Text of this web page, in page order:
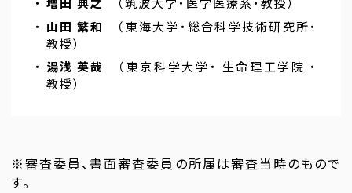
・ 山田 繁和
（東海大学・総合科学技術研究所・
教授）
・ 湯浅 英哉
（東京科学大学・ 生命理工学院 ・
教授）
※審査委員、書面審査委員の所属は審査当時のもので
す。